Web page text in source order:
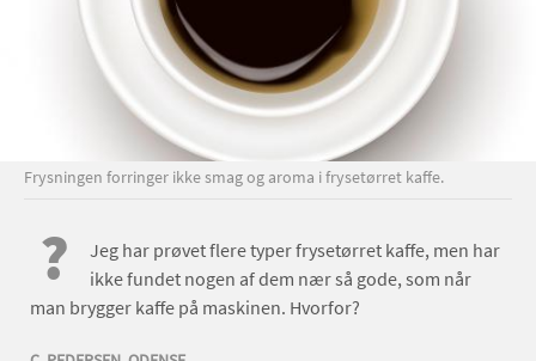
Frysningen forringer ikke smag og aroma i frysetørret kaffe.
?
Jeg har prøvet flere typer frysetørret kaffe, men har
ikke fundet nogen af dem nær så gode, som når
man brygger kaffe på maskinen. Hvorfor?